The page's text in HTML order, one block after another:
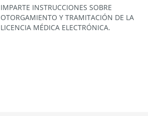
IMPARTE INSTRUCCIONES SOBRE
OTORGAMIENTO Y TRAMITACIÓN DE LA
LICENCIA MÉDICA ELECTRÓNICA.